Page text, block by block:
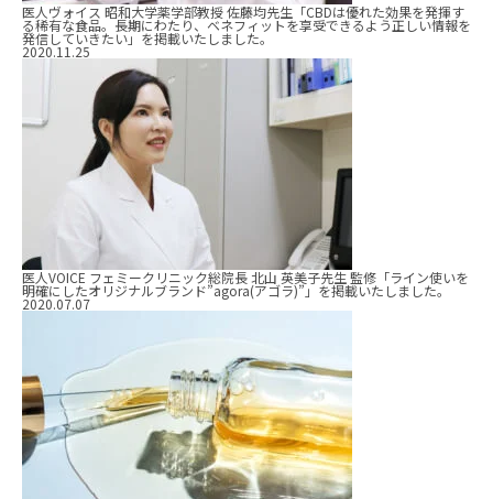
医人ヴォイス 昭和大学薬学部教授 佐藤均先生「CBDは優れた効果を発揮す
る稀有な食品。長期にわたり、ベネフィットを享受できるよう正しい情報を
発信していきたい」を掲載いたしました。
2020.11.25
医人VOICE フェミークリニック総院長 北山 英美子先生 監修「ライン使いを
明確にしたオリジナルブランド”agora(アゴラ)”」を掲載いたしました。
2020.07.07